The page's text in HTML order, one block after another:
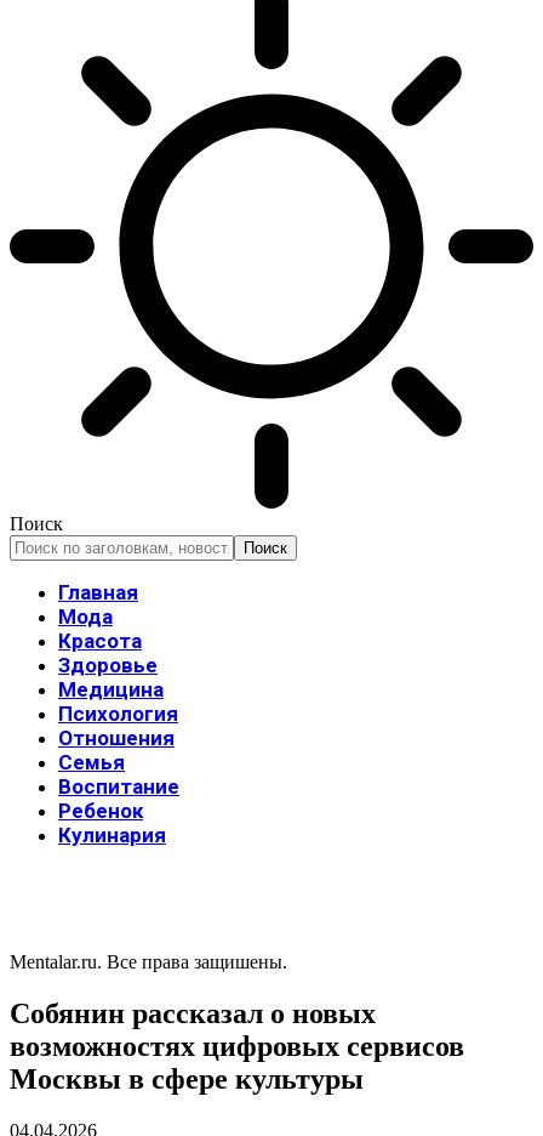
Поиск
Главная
Мода
Красота
Здоровье
Медицина
Психология
Отношения
Семья
Воспитание
Ребенок
Кулинария
Mentalar.ru. Все права защишены.
Собянин рассказал о новых
возможностях цифровых сервисов
Москвы в сфере культуры
04.04.2026